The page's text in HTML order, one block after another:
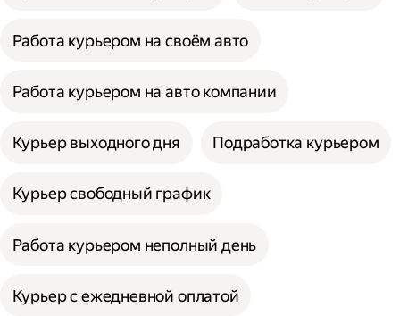
Работа курьером на своём авто
Работа курьером на авто компании
Курьер выходного дня Подработка курьером
Курьер свободный график
Работа курьером неполный день
Курьер с ежедневной оплатой